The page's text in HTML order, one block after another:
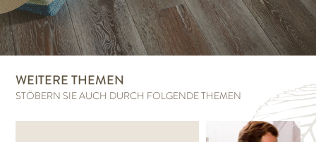
WEITERE THEMEN
STÖBERN SIE AUCH DURCH FOLGENDE THEMEN